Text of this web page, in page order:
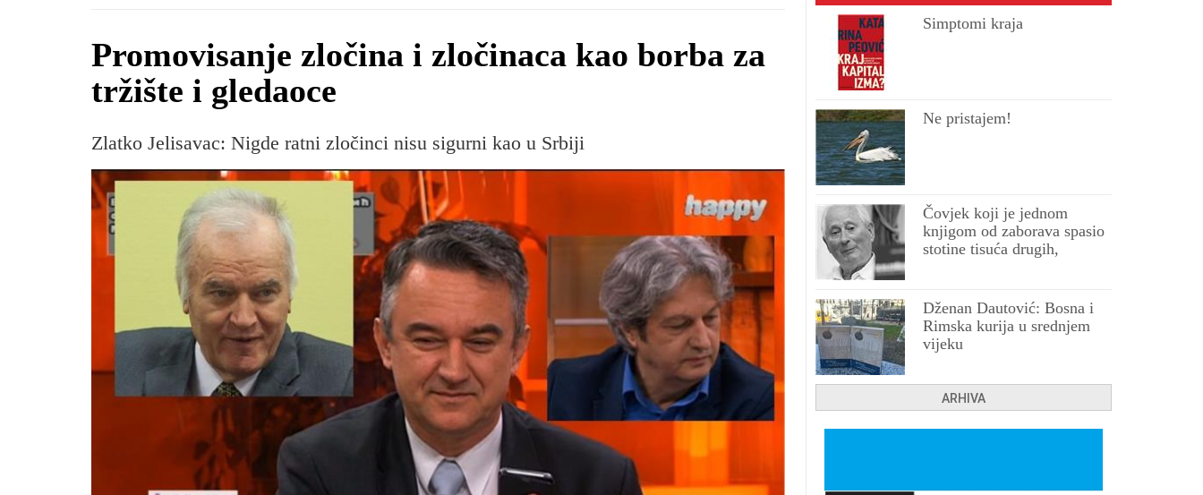
Promovisanje zločina i zločinaca kao borba za
tržište i gledaoce
Zlatko Jelisavac: Nigde ratni zločinci nisu sigurni kao u Srbiji
Simptomi kraja
Ne pristajem!
Čovjek koji je jednom
knjigom od zaborava spasio
stotine tisuća drugih,
Dženan Dautović: Bosna i
Rimska kurija u srednjem
vijeku
ARHIVA